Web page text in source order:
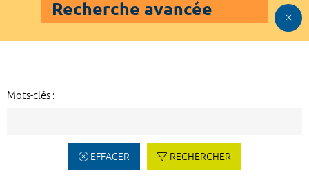
Recherche avancée
Mots-clés :
EFFACER RECHERCHER